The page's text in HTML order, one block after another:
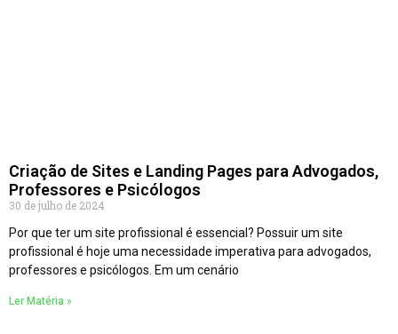
Criação de Sites e Landing Pages para Advogados,
Professores e Psicólogos
30 de julho de 2024
Por que ter um site profissional é essencial? Possuir um site
profissional é hoje uma necessidade imperativa para advogados,
professores e psicólogos. Em um cenário
Ler Matéria »